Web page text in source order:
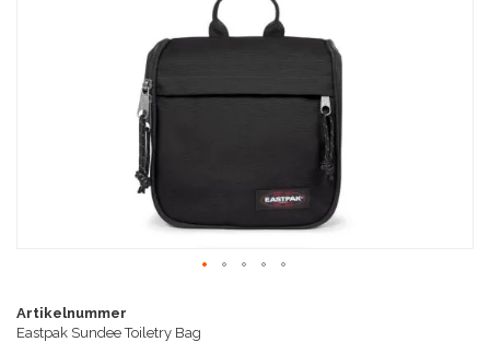
naar
het
Artikelnummer
Eastpak Sundee Toiletry Bag